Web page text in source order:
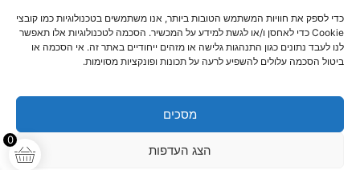
כדי לספק את חוויות המשתמש הטובות ביותר, אנו משתמשים בטכנולוגיות כמו קובצי
Cookie כדי לאחסן ו/או לגשת למידע על המכשיר. הסכמה לטכנולוגיות אלו תאפשר
לנו לעבד נתונים כגון התנהגות גלישה או מזהים ייחודיים באתר זה. אי הסכמה או
ביטול הסכמה עלולים להשפיע לרעה על תכונות ופונקציות מסוימות.
מסכים
הצג העדפות
0
האלה 19
ימי שישי
וערבי חג:
8:30-
15:00
תקנון אתרשלום דיגיטל קידום אורגני מקצועי